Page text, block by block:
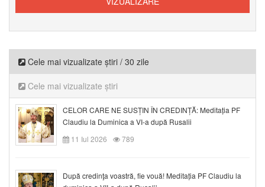
Cele mai vizualizate știri / 30 zile
Cele mai vizualizate știri
CELOR CARE NE SUSȚIN ÎN CREDINȚĂ: Meditația PF
Claudiu la Duminica a VI-a după Rusalii
11 Iul 2026
789
După credinţa voastră, fie vouă! Meditația PF Claudiu la